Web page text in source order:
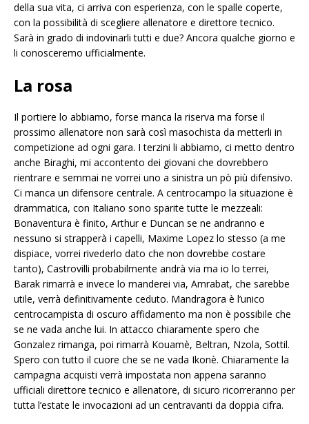
della sua vita, ci arriva con esperienza, con le spalle coperte,
con la possibilità di scegliere allenatore e direttore tecnico.
Sarà in grado di indovinarli tutti e due? Ancora qualche giorno e
li conosceremo ufficialmente.
La rosa
Il portiere lo abbiamo, forse manca la riserva ma forse il
prossimo allenatore non sarà così masochista da metterli in
competizione ad ogni gara. I terzini li abbiamo, ci metto dentro
anche Biraghi, mi accontento dei giovani che dovrebbero
rientrare e semmai ne vorrei uno a sinistra un pò più difensivo.
Ci manca un difensore centrale. A centrocampo la situazione è
drammatica, con Italiano sono sparite tutte le mezzeali:
Bonaventura è finito, Arthur e Duncan se ne andranno e
nessuno si strapperà i capelli, Maxime Lopez lo stesso (a me
dispiace, vorrei rivederlo dato che non dovrebbe costare
tanto), Castrovilli probabilmente andrà via ma io lo terrei,
Barak rimarrà e invece lo manderei via, Amrabat, che sarebbe
utile, verrà definitivamente ceduto. Mandragora è l’unico
centrocampista di oscuro affidamento ma non è possibile che
se ne vada anche lui. In attacco chiaramente spero che
Gonzalez rimanga, poi rimarrà Kouamè, Beltran, Nzola, Sottil.
Spero con tutto il cuore che se ne vada Ikonè. Chiaramente la
campagna acquisti verrà impostata non appena saranno
ufficiali direttore tecnico e allenatore, di sicuro ricorreranno per
tutta l’estate le invocazioni ad un centravanti da doppia cifra.